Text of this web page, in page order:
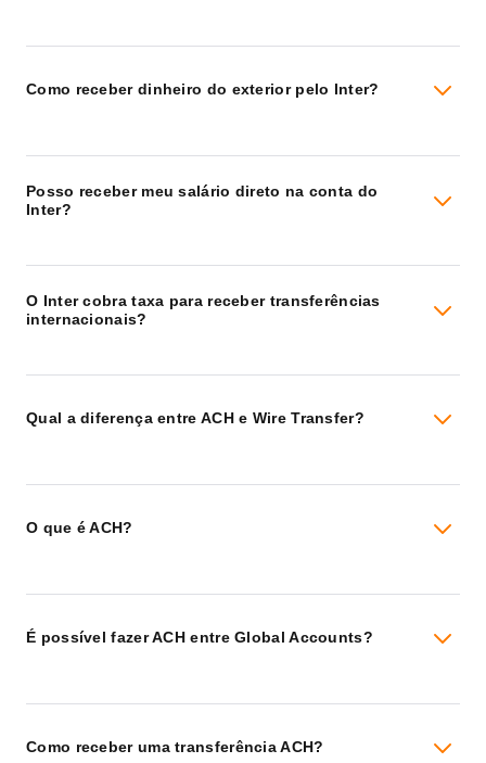
Como receber dinheiro do exterior pelo Inter?
Posso receber meu salário direto na conta do
Inter?
O Inter cobra taxa para receber transferências
internacionais?
Qual a diferença entre ACH e Wire Transfer?
O que é ACH?
É possível fazer ACH entre Global Accounts?
Como receber uma transferência ACH?